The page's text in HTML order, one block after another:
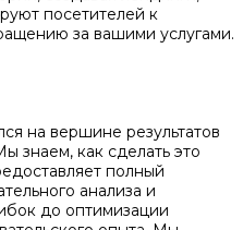
посетителей к
за вашими услугами.
на вершине результатов
знаем, как сделать это
полный
анализа и
до оптимизации